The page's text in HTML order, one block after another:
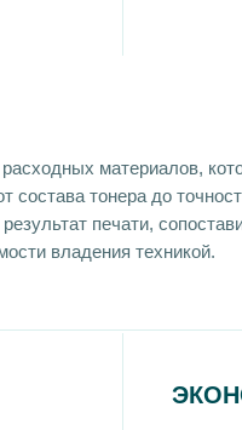
материалов,
состава тонера до
печати,
владения техникой.